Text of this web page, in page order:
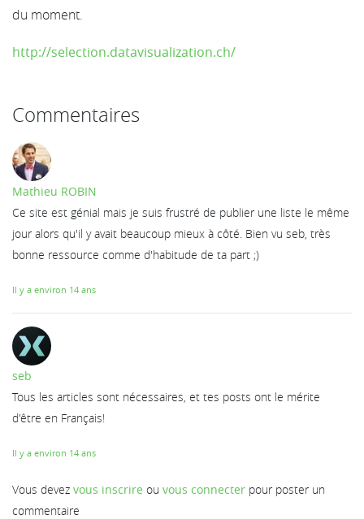
du moment.
http://selection.datavisualization.ch/
Commentaires
Mathieu ROBIN
Ce site est génial mais je suis frustré de publier une liste le même
jour alors qu'il y avait beaucoup mieux à côté. Bien vu seb, très
bonne ressource comme d'habitude de ta part ;)
Il y a environ 14 ans
seb
Tous les articles sont nécessaires, et tes posts ont le mérite
d'être en Français!
Il y a environ 14 ans
Vous devez vous inscrire ou vous connecter pour poster un
commentaire